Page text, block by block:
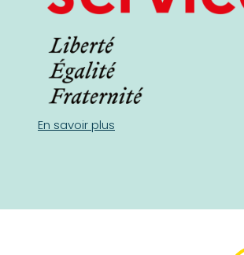
En savoir plus